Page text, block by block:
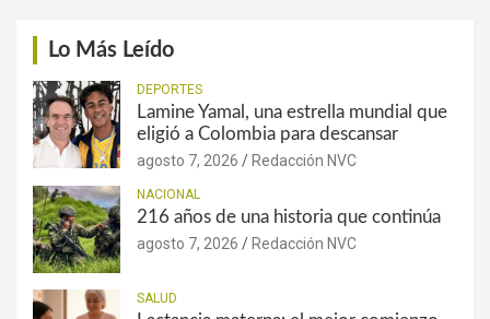
Lo Más Leído
DEPORTES
Lamine Yamal, una estrella mundial que
eligió a Colombia para descansar
agosto 7, 2026 Redacción NVC
NACIONAL
216 años de una historia que continúa
agosto 7, 2026 Redacción NVC
SALUD